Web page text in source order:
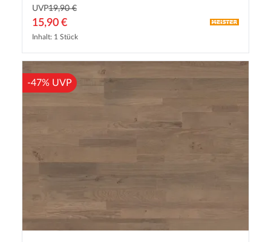
UVP19,90 €
15,90 €
Inhalt: 1 Stück
-47% UVP